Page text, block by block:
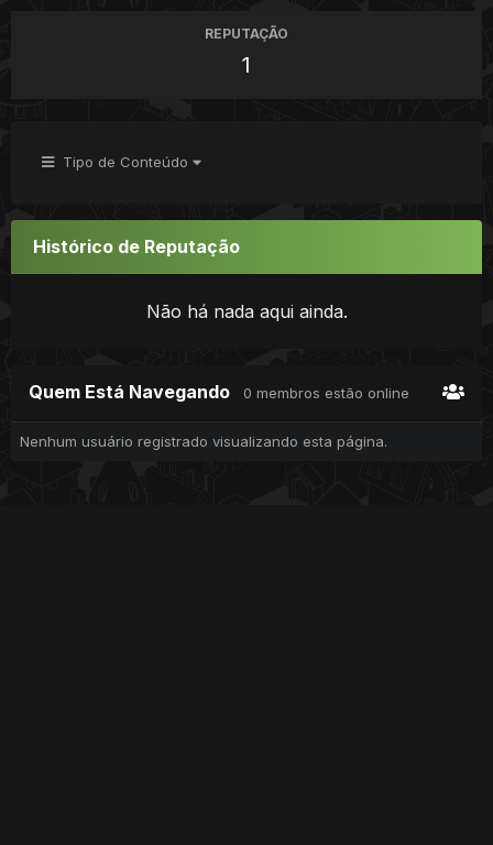
REPUTAÇÃO
1
Tipo de Conteúdo
Histórico de Reputação
Não há nada aqui ainda.
Quem Está Navegando 0 membros estão online
Nenhum usuário registrado visualizando esta página.